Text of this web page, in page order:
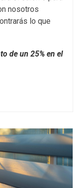
nosotros
lo que
de un 25% en el